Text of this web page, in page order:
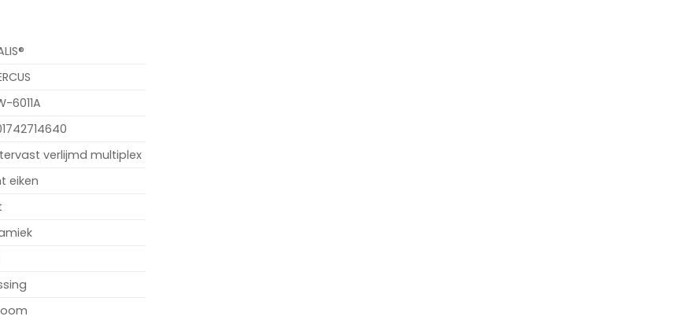
6011A
verlijmd multiplex
eiken